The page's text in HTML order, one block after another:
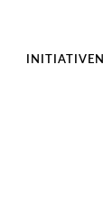
INITIATIVEN